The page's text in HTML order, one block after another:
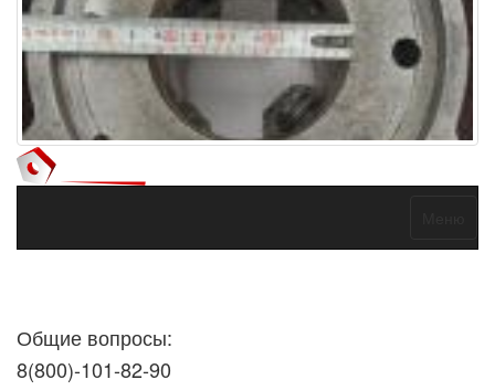
Общие вопросы:
8(800)-101-82-90